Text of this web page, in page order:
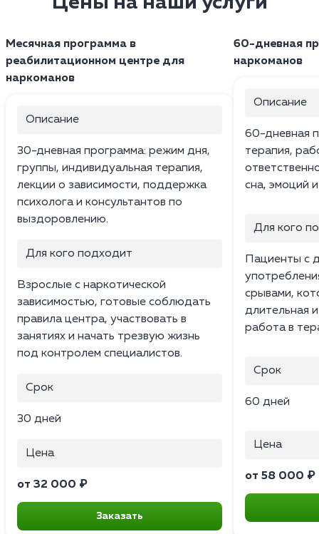
Месячная программа в
реабилитационном центре для
наркоманов
Описание
30-дневная программа: режим дня,
группы, индивидуальная терапия,
лекции о зависимости, поддержка
психолога и консультантов по
выздоровлению.
Для кого подходит
Взрослые с наркотической
зависимостью, готовые соблюдать
правила центра, участвовать в
занятиях и начать трезвую жизнь
под контролем специалистов.
Срок
30 дней
Цена
от 32 000 ₽
Заказать
60-дневная
наркоманов
Описание
60-дневная
терапия,
сна, эмоций
Для кого
Пациенты с
срывами,
длительная
работа в
Срок
60 дней
Цена
от 58 000 ₽